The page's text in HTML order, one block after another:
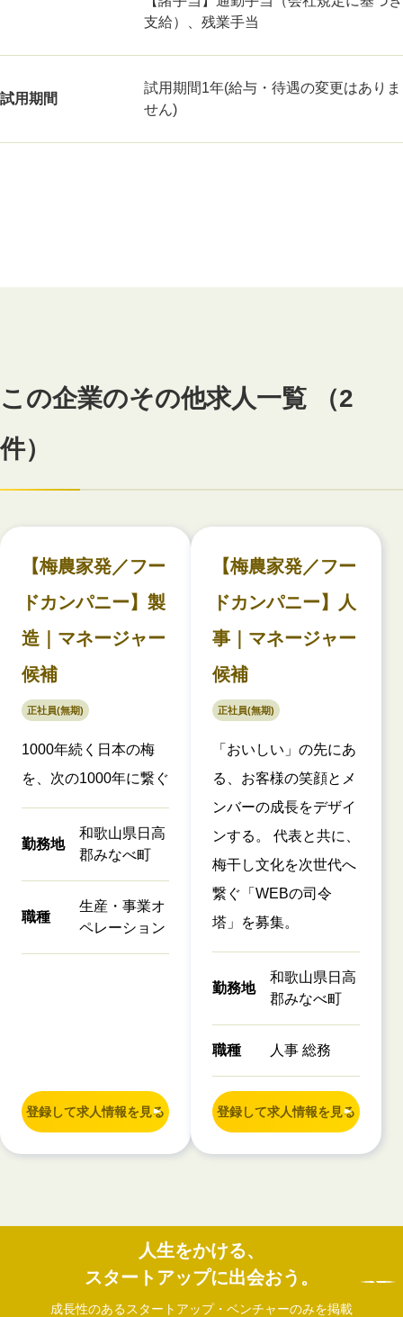
支給）、残業手当
試用期間
試用期間1年(給与・待遇の変更はありま
せん)
この企業のその他求人一覧 （2
件）
【梅農家発／フー
ドカンパニー】製
造｜マネージャー
候補
正社員(無期)
1000年続く日本の梅
を、次の1000年に繋ぐ
勤務地
和歌山県日高
郡みなべ町
職種
生産・事業オ
ペレーション
登録して求人情報を見る
【梅農家発／フー
ドカンパニー】人
事｜マネージャー
候補
正社員(無期)
「おいしい」の先にあ
る、お客様の笑顔とメ
ンバーの成長をデザイ
ンする。 代表と共に、
梅干し文化を次世代へ
繋ぐ「WEBの司令
塔」を募集。
勤務地
和歌山県日高
郡みなべ町
職種 人事 総務
登録して求人情報を見る
人生をかける、
スタートアップに出会おう。
成長性のあるスタートアップ・ベンチャーのみを掲載